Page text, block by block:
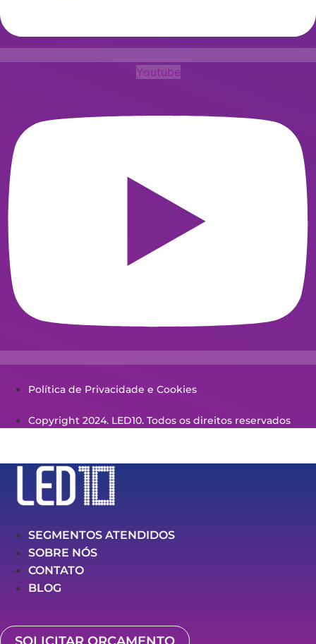
Youtube
Política de Privacidade e Cookies
Copyright 2024. LED10. Todos os direitos reservados
SEGMENTOS ATENDIDOS
SOBRE NÓS
CONTATO
BLOG